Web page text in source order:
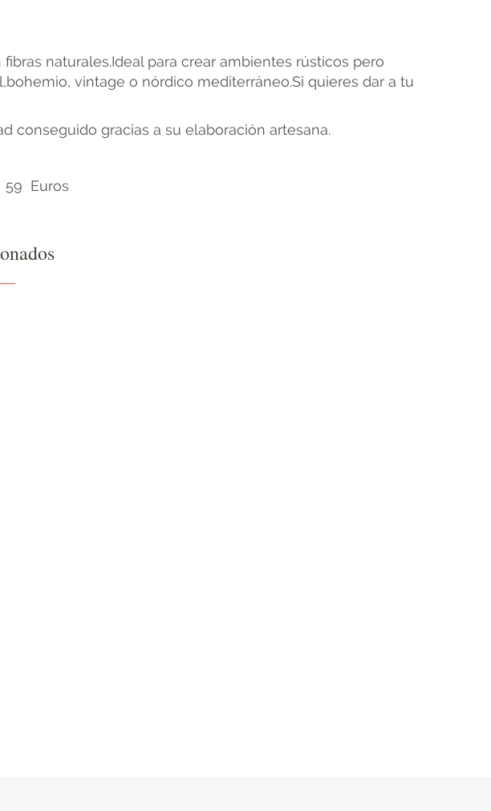
naturales.Ideal para crear ambientes rústicos pero
vintage o nórdico mediterráneo.Si quieres dar a tu
conseguido gracias a su elaboración artesana.
59 Euros